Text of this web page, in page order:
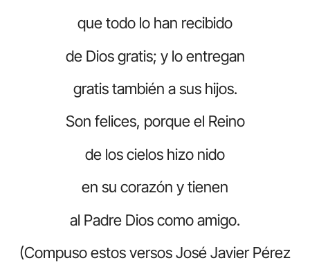
que todo lo han recibido
de Dios gratis; y lo entregan
gratis también a sus hijos.
Son felices, porque el Reino
de los cielos hizo nido
en su corazón y tienen
al Padre Dios como amigo.
(Compuso estos versos José Javier Pérez